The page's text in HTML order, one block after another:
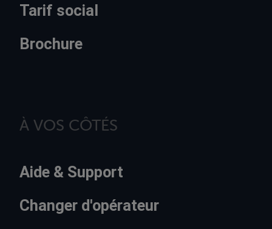
Tarif social
Brochure
À VOS CÔTÉS
Aide & Support
Changer d'opérateur